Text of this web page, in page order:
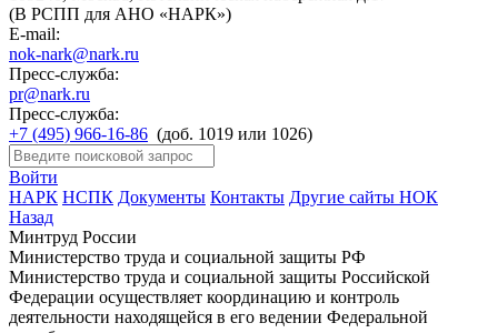
(В РСПП для АНО «НАРК»)
E-mail:
nok-nark@nark.ru
Пресс-служба:
pr@nark.ru
Пресс-служба:
+7 (495) 966-16-86 (доб. 1019 или 1026)
Войти
НАРК НСПК Документы Контакты Другие сайты НОК
Назад
Минтруд России
Министерство труда и социальной защиты РФ
Министерство труда и социальной защиты Российской
Федерации осуществляет координацию и контроль
деятельности находящейся в его ведении Федеральной